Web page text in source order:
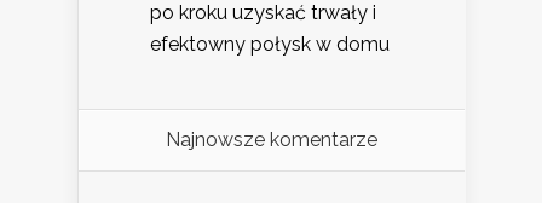
po kroku uzyskać trwały i
efektowny połysk w domu
Najnowsze komentarze